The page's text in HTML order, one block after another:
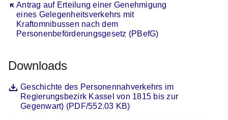
Antrag auf Erteilung einer Genehmigung
eines Gelegenheitsverkehrs mit
Kraftomnibussen nach dem
Personenbeförderungsgesetz (PBefG)
Öffnet sich in einem neuen Fenster
Downloads
DateiGeschichte des Personennahverkehrs im
Regierungsbezirk Kassel von 1815 bis zur
Gegenwart) (PDF/552.03 KB)
Öffnet sich in einem neuen Fenster